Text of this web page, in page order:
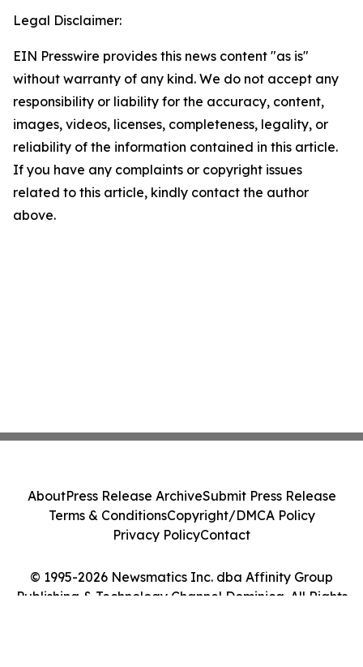
Legal Disclaimer:
EIN Presswire provides this news content "as is"
without warranty of any kind. We do not accept any
responsibility or liability for the accuracy, content,
images, videos, licenses, completeness, legality, or
reliability of the information contained in this article.
If you have any complaints or copyright issues
related to this article, kindly contact the author
above.
© 1995-2026 Newsmatics Inc. dba Affinity Group
Publishing & Technology Channel Dominica. All Rights
AboutPress Release ArchiveSubmit Press Release
Terms & ConditionsCopyright/DMCA Policy
Privacy PolicyContact